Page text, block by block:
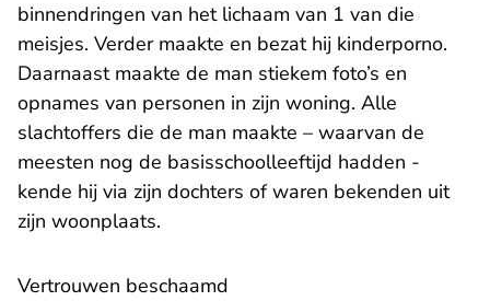
binnendringen van het lichaam van 1 van die
meisjes. Verder maakte en bezat hij kinderporno.
Daarnaast maakte de man stiekem foto’s en
opnames van personen in zijn woning. Alle
slachtoffers die de man maakte – waarvan de
meesten nog de basisschoolleeftijd hadden -
kende hij via zijn dochters of waren bekenden uit
zijn woonplaats.
Vertrouwen beschaamd